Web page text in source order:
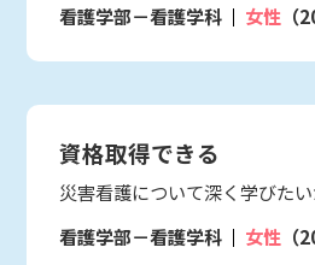
看護学部－看護学科
女性 （
資格取得できる
災害看護について深く学びた
看護学部－看護学科
女性 （